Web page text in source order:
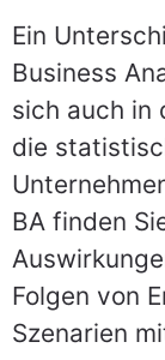
Ein
Business
sich auch in
die
BA finden
Folgen von
Szenarien